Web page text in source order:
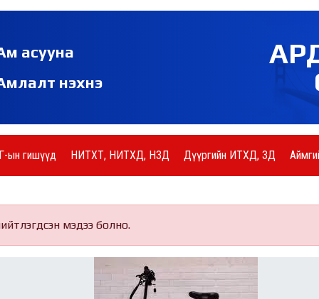
асууна
нэхнэ
ын гишүүд НИТХТ, НИТХД, НЗД Дүүргийн ИТХД, ЗД
мэдээ болно.